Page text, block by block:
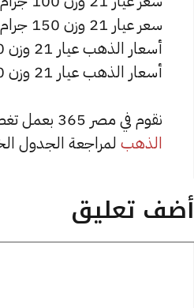
سعر عيار 21 وزن 150 جرام 1070250 جنيه للشراء، وللبيع 1077750 جنيه.
أسعار الذهب عيار 21 وزن 200 جرام 1427000 جنيه للشراء، وللبيع 1437000 جنيه.
أسعار الذهب عيار 21 وزن 250 جرام 1783750 جنيه للشراء، وللبيع 1796250 جنيه.
نقوم في مصر 365 بعمل تغطية مميزة لكافة أسعار الذهب في مصر، يمكنك الاطلاع على صفحة
الذهب لمراجعة الجدول
أضف تعليق